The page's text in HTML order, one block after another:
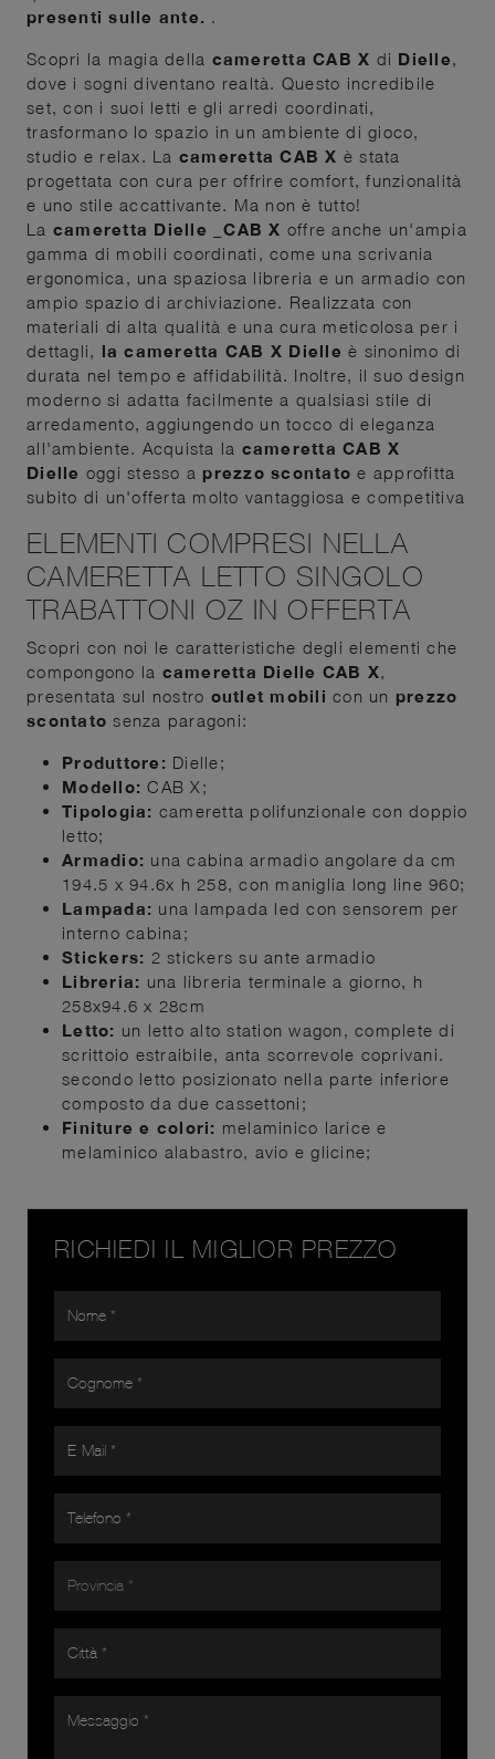
presenti sulle ante. .
Scopri la magia della cameretta CAB X di Dielle,
dove i sogni diventano realtà. Questo incredibile
set, con i suoi letti e gli arredi coordinati,
trasformano lo spazio in un ambiente di gioco,
studio e relax. La cameretta CAB X è stata
progettata con cura per offrire comfort, funzionalità
e uno stile accattivante. Ma non è tutto!
La cameretta Dielle _CAB X offre anche un'ampia
gamma di mobili coordinati, come una scrivania
ergonomica, una spaziosa libreria e un armadio con
ampio spazio di archiviazione. Realizzata con
materiali di alta qualità e una cura meticolosa per i
dettagli, la cameretta CAB X Dielle è sinonimo di
durata nel tempo e affidabilità. Inoltre, il suo design
moderno si adatta facilmente a qualsiasi stile di
arredamento, aggiungendo un tocco di eleganza
all'ambiente. Acquista la cameretta CAB X
Dielle oggi stesso a prezzo scontato e approfitta
subito di un'offerta molto vantaggiosa e competitiva
ELEMENTI COMPRESI NELLA
CAMERETTA LETTO SINGOLO
TRABATTONI OZ IN OFFERTA
Scopri con noi le caratteristiche degli elementi che
compongono la cameretta Dielle CAB X,
presentata sul nostro outlet mobili con un prezzo
scontato senza paragoni:
Produttore: Dielle;
Modello: CAB X;
Tipologia: cameretta polifunzionale con doppio
letto;
Armadio: una cabina armadio angolare da cm
194.5 x 94.6x h 258, con maniglia long line 960;
Lampada: una lampada led con sensorem per
interno cabina;
Stickers: 2 stickers su ante armadio
Libreria: una libreria terminale a giorno, h
258x94.6 x 28cm
Letto: un letto alto station wagon, complete di
scrittoio estraibile, anta scorrevole coprivani.
secondo letto posizionato nella parte inferiore
composto da due cassettoni;
Finiture e colori: melaminico larice e
melaminico alabastro, avio e glicine;
RICHIEDI IL MIGLIOR PREZZO